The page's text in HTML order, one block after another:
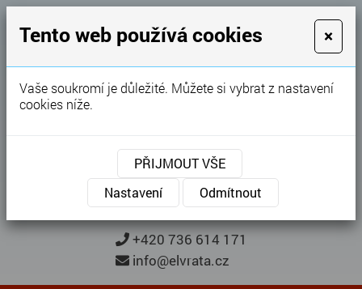
GARÁŽOVÁ VRATA
Karel Procházka
Garážová vrata, brány, ploty ...
Kontaktujte nás
KONTAKTUJTE NÁS
+420 736 614 171
info@elvrata.cz
Tento web používá cookies ×
Vaše soukromí je důležité. Můžete si vybrat z nastavení
cookies níže.
PŘIJMOUT VŠE
Nastavení
Odmítnout